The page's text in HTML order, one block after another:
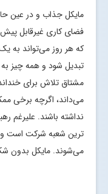
مایکل جذاب و در عین
فضای کاری غیرقابل پیش
که هر روز می‌تواند به
تبدیل شود و همه چیز
مشتاق تلاش برای
می‌داند، اگرچه برخی
نداشته باشند. علیرغم
ترین شعبه شرکت است و
می‌شوند. مایکل بدون